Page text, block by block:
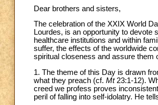
Dear brothers and sisters,
The celebration of the XXIX World
Lourdes, is an opportunity to devote
healthcare institutions and within
suffer, the effects of the worldwide
spiritual closeness and assure them
1. The theme of this Day is drawn
what they preach (cf. Mt23:1-12).
creed we profess proves
peril of falling into self-idolatry. He